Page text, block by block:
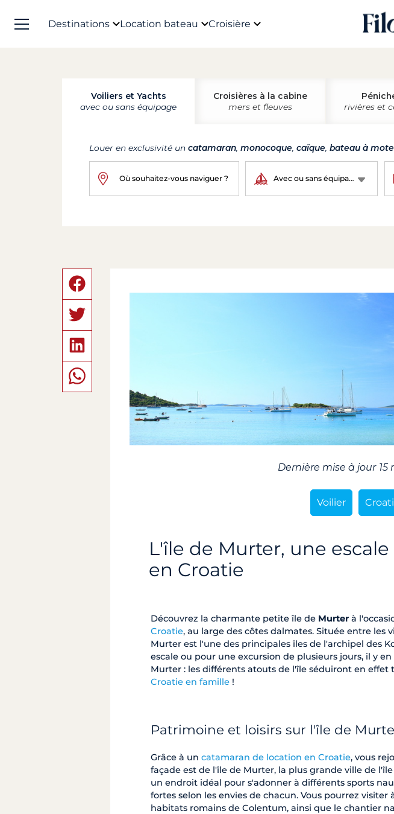
Destinations Location bateau Croisière
Voiliers et Yachts
avec ou sans équipage
Croisières à la cabine
mers et fleuves
rivières et
Louer en exclusivité un catamaran monocoque caïque bateau à
Avec ou sans équipage ?
Dernière mise à jour 15
Voilier
L'île de Murter, une
en Croatie
Découvrez la charmante petite île de Murter à
Croatie, au large des côtes dalmates. Située entre les
Murter est l'une des principales îles de l'archipel des
escale ou pour une excursion de plusieurs jours, il y
Murter : les différents atouts de l'île séduiront en effet
Croatie en famille !
Patrimoine et loisirs sur l'île de
Grâce à un catamaran de location en Croatie, vous
façade est de l'île de Murter, la plus grande ville de
un endroit idéal pour s'adonner à différents sports
fortes selon les envies de chacun. Vous pourrez visiter
habitats romains de Colentum, ainsi que le chantier